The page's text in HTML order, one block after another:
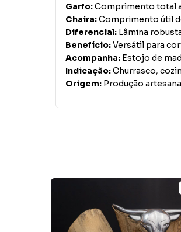
Garfo:Comprimento total
Chaira:Comprimento útil
Diferencial: Lâmina
Benefício:Versátil para
Acompanha: Estojo de
Indicação:Churrasco,
Origem: Produção